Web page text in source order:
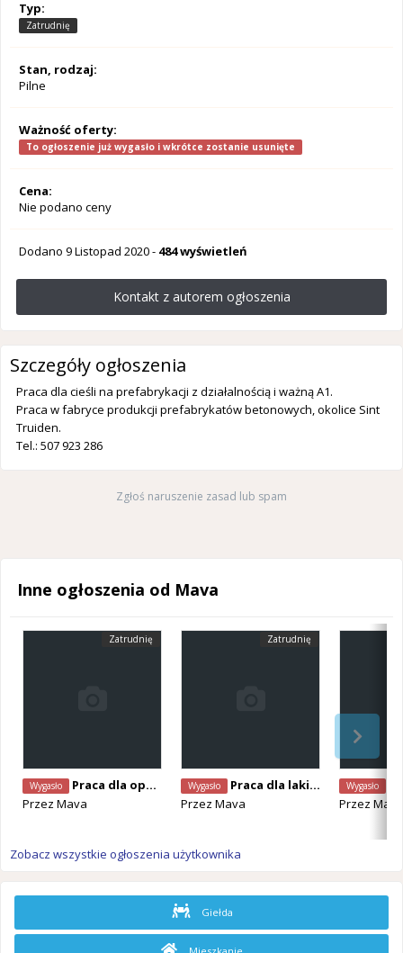
Typ:
Zatrudnię
Stan, rodzaj:
Pilne
Ważność oferty:
To ogłoszenie już wygasło i wkrótce zostanie usunięte
Cena:
Nie podano ceny
Dodano 9 Listopad 2020- 484 wyświetleń
Kontakt z autorem ogłoszenia
Szczegóły ogłoszenia
Praca dla cieśli na prefabrykacji z działalnością i ważną A1.
Praca w fabryce produkcji prefabrykatów betonowych, okolice Sint
Truiden.
Tel.: 507 923 286
Zgłoś naruszenie zasad lub spam
Inne ogłoszenia od Mava
Zatrudnię
Wygasło
Praca dla operatora koparki - Hasselt
Przez Mava
Zatrudnię
Wygasło
Praca dla lakiernika samochodowego (k/m)
Przez Mava
Wygasło
Przez Mava
Zobacz wszystkie ogłoszenia użytkownika
Giełda